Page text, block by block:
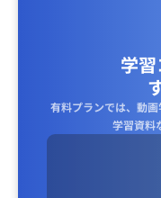
学
有料プランでは、動画
学習資料